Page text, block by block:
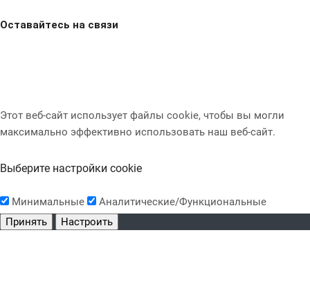
Оставайтесь на связи
Этот веб-сайт использует файлы cookie, чтобы вы могли
максимально эффективно использовать наш веб-сайт.
Выберите настройки cookie
Минимальные
Аналитические/Функциональные
Принять
Настроить